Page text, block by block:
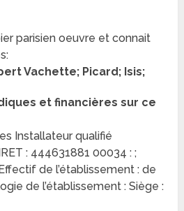
parisien oeuvre et connait
Vachette; Picard; Isis;
et financières sur ce
Installateur qualifié
: 444631881 00034 : ;
de l’établissement : de
de l’établissement : Siège :